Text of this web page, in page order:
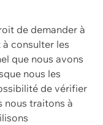
de demander à
consulter les
que nous avons
nous les
de vérifier
nous traitons à